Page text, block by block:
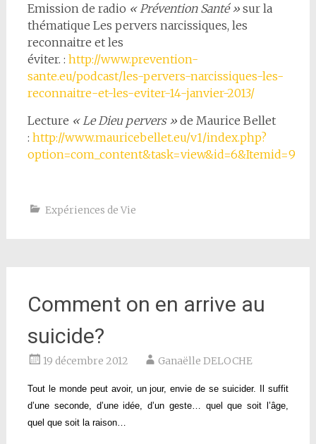
Emission de radio « Prévention Santé »sur la
thématique Les pervers narcissiques, les
reconnaitre et les
éviter. : http://www.prevention-
sante.eu/podcast/les-pervers-narcissiques-les-
reconnaitre-et-les-eviter-14-janvier-2013/
Lecture « Le Dieu pervers »de Maurice Bellet
: http://www.mauricebellet.eu/v1/index.php?
option=com_content&task=view&id=6&Itemid=9
Expériences de Vie
Comment on en arrive au
suicide?
19 décembre 2012 Ganaëlle DELOCHE
Tout le monde peut avoir, un jour, envie de se suicider. Il suffit
d’une seconde, d’une idée, d’un geste… quel que soit l’âge,
quel que soit la raison…